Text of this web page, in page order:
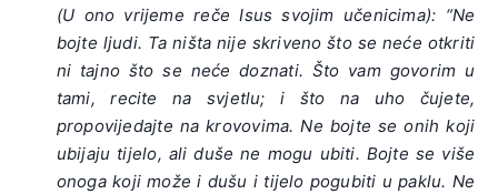
(U ono vrijeme reče Isus svojim učenicima): “Ne
bojte ljudi. Ta ništa nije skriveno što se neće otkriti
ni tajno što se neće doznati. Što vam govorim u
tami, recite na svjetlu; i što na uho čujete,
propovijedajte na krovovima. Ne bojte se onih koji
ubijaju tijelo, ali duše ne mogu ubiti. Bojte se više
onoga koji može i dušu i tijelo pogubiti u paklu. Ne